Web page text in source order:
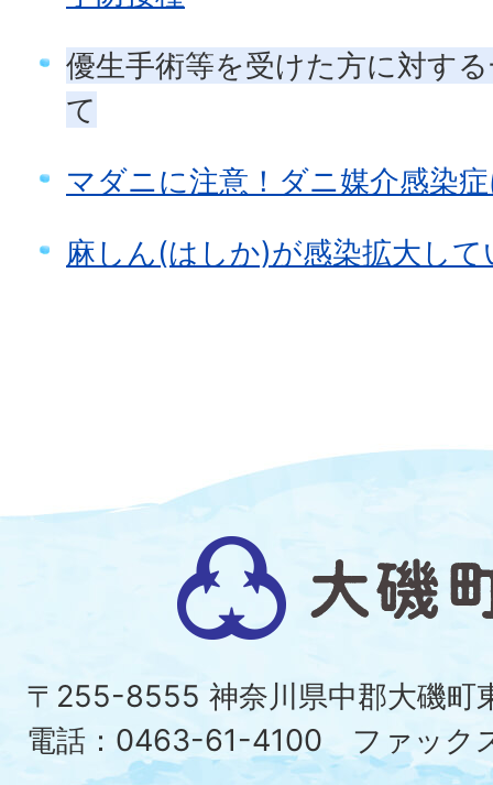
優生手術等を受けた方に対す
て
マダニに注意！ダニ媒介感染
麻しん(はしか)が感染拡大して
大
磯
町
〒255-8555 神奈川県中郡大磯
電話：0463-61-4100 ファック